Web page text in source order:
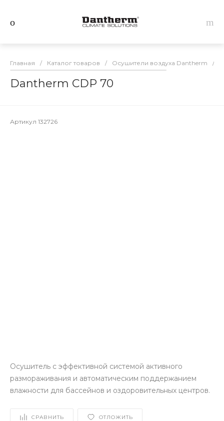
Главная / Каталог товаров / Осушители воздуха Dantherm /
Dantherm CDP 70
Артикул 132726
Осушитель с эффективной системой активного
размораживания и автоматическим поддержанием
влажности для бассейнов и оздоровительных центров.
СРАВНИТЬ ОТЛОЖИТЬ